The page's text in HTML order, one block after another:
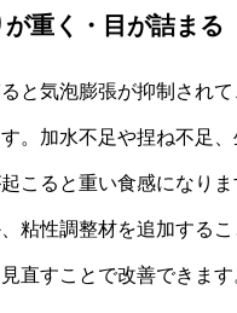
重く・目が詰まる
と気泡膨張が抑制されて
。加水不足や捏ね不足
こると重い食感になり
粘性調整材を追加する
直すことで改善できます